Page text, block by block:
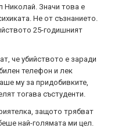
Николай. Значи това е
Не от съзнанието.
25-годишният
че убийството е заради
телефон и лек
му за придобивките,
тогава състуденти.
защото трябват
най-голямата ми цел.